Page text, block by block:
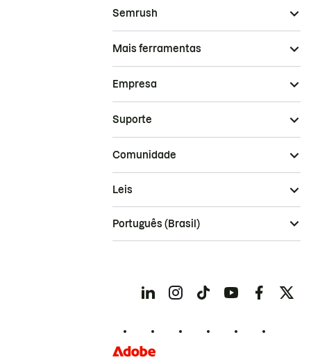
Semrush
Mais ferramentas
Empresa
Suporte
Comunidade
Leis
Português (Brasil)